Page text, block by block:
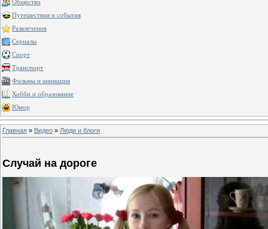
Общество
Путешествия и события
Развлечения
Сериалы
Спорт
Транспорт
Фильмы и анимация
Хобби и образование
Юмор
Главная » Видео » Люди и блоги
Случай на дороге